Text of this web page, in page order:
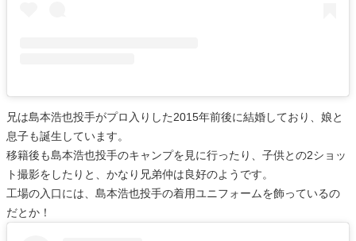
兄は島本浩也投手がプロ入りした2015年前後に結婚しており、娘と
息子も誕生しています。
移籍後も島本浩也投手のキャンプを見に行ったり、子供との2ショッ
ト撮影をしたりと、かなり兄弟仲は良好のようです。
工場の入口には、島本浩也投手の着用ユニフォームを飾っているの
だとか！